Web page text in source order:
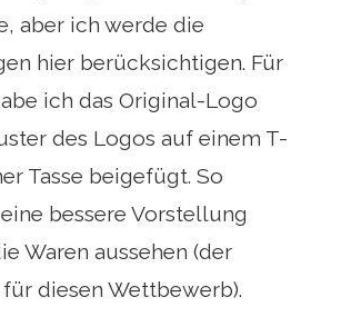
aber ich werde die
hier berücksichtigen. Für
ich das Original-Logo
des Logos auf einem T-
Tasse beigefügt. So
bessere Vorstellung
Waren aussehen (der
diesen Wettbewerb).